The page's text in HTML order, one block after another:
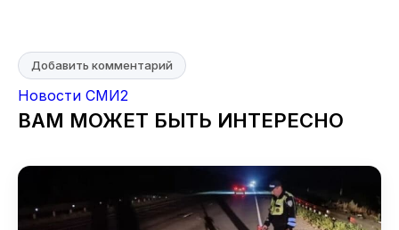
Добавить комментарий
Новости СМИ2
ВАМ МОЖЕТ БЫТЬ ИНТЕРЕСНО